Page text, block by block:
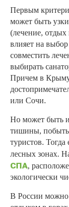
Первым
может быть
(лечение,
влияет на
совместить
выбирать
Причем в
или Сочи.
Но может быть и
тишины, побыть
туристов.
лесных зонах.
СПА,
экологически
В России можно